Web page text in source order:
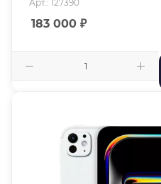
Арт.: 127390
183 000 ₽